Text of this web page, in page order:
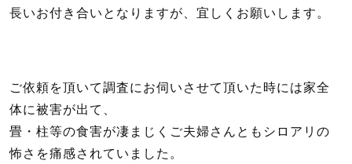
長いお付き合いとなりますが、宜しくお願いします。
ご依頼を頂いて調査にお伺いさせて頂いた時には家全
体に被害が出て、
畳・柱等の食害が凄まじくご夫婦さんともシロアリの
怖さを痛感されていました。